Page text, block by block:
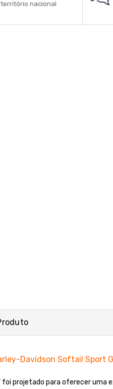
território nacional
Davidson Softail Sport
foi projetado para oferecer